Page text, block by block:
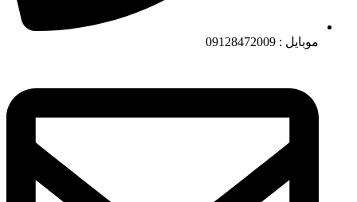
موبایل : 09128472009